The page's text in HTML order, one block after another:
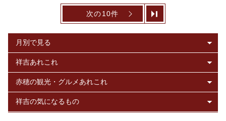
次の10件